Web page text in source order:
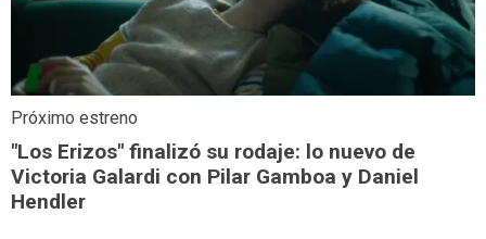
Próximo estreno
"Los Erizos" finalizó su rodaje: lo nuevo de
Victoria Galardi con Pilar Gamboa y Daniel
Hendler